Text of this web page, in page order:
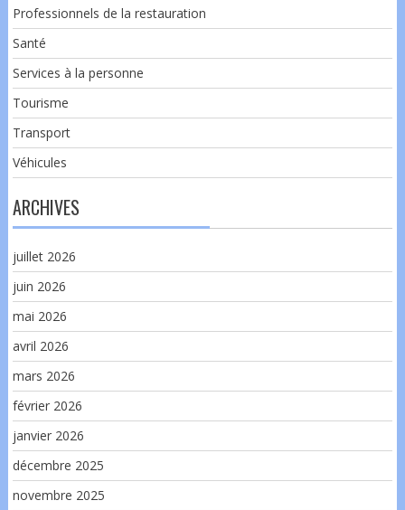
Professionnels de la restauration
Santé
Services à la personne
Tourisme
Transport
Véhicules
ARCHIVES
juillet 2026
juin 2026
mai 2026
avril 2026
mars 2026
février 2026
janvier 2026
décembre 2025
novembre 2025